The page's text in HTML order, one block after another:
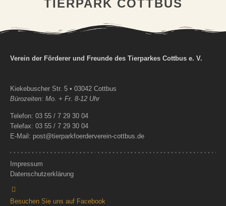
TIERPARK COTTBUS
Verein der Förderer und Freunde des Tierparkes Cottbus e. V.
Kiekebuscher Str. 5 • 03042 Cottbus
Bürozeiten: Mo. + Fr. 8-12 Uhr
Telefon: 03 55 / 7 29 30 04
Telefax: 03 55 / 7 29 30 04
E-Mail: post@tierparkfoerderverein-cottbus.de
Impressum
Datenschutzerklärung
Besuchen Sie uns auf Facebook